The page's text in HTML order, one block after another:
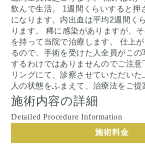
飲んで生活。 1週間くらいすると押
になります。内出血は平均2週間く
ります。 稀に感染がありますが、
を持って当院で治療します。 仕上
るので、手術を受けた人全員がこの
するわけではありませんのでご注意
リングにて、診察させていただいた
人の状態をふまえて、治療法をご提
施術内容の詳細
Detailed Procedure Information
施術料金